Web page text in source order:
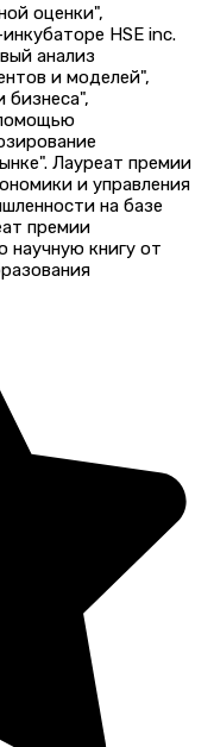
оценки",
HSE inc.
анализ
и моделей",
бизнеса",
Лауреат премии
и управления
на базе
премии
научную книгу от